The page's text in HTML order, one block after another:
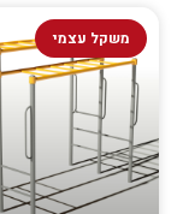
משקל עצמי